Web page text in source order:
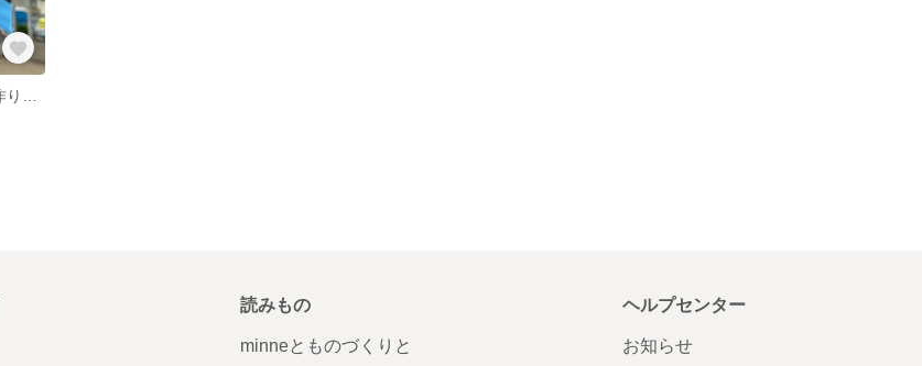
読みもの
minneとものづくりと
ヘルプセンター
お知らせ